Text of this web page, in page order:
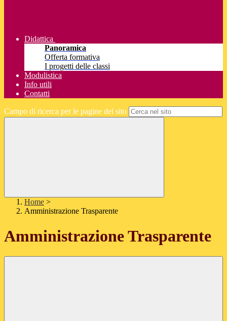
Didattica
Panoramica
Offerta formativa
I progetti delle classi
Modulistica
Info utili
Contatti
Campo di ricerca per le pagine del sito
Home >
Amministrazione Trasparente
Amministrazione Trasparente